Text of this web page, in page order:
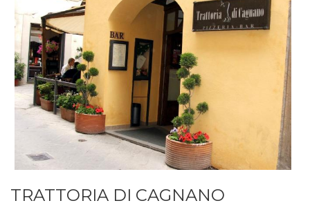
TRATTORIA DI CAGNANO